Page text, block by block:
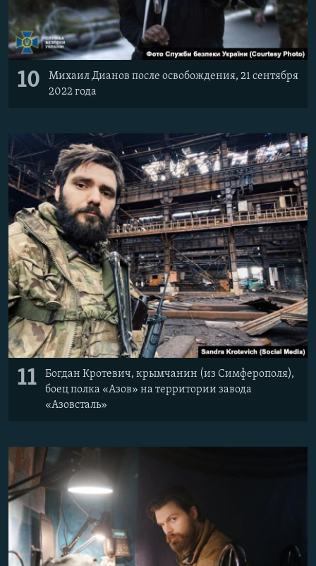
10
Михаил Дианов после освобождения, 21 сентября
2022 года
11
Богдан Кротевич, крымчанин (из Симферополя),
боец полка «Азов» на территории завода
«Азовсталь»